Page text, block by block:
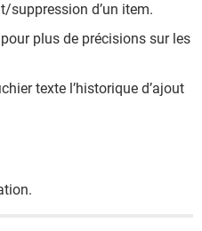
suppression d’un item.
plus de précisions sur les
texte l’historique d’ajout